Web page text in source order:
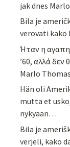
jak dnes
Bila je
verovati kako
Ήταν η
’60, αλλά δεν
Marlo
Hän oli
mutta et
nykyään…
Bila je
verjeli, kako